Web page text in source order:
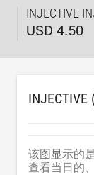
INJECTIVE
USD 4.50
该图显示的
查看当日的